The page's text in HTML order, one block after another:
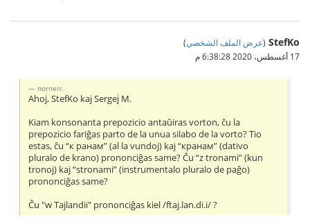
StefKo
(عرض الملف الشخصي)
17 أغسطس، 2020 6:38:28 م
nornen:
Ahoj, StefKo kaj Sergej M.
Kiam konsonanta prepozicio antaŭiras vorton, ĉu la
prepozicio fariĝas parto de la unua silabo de la vorto? Tio
estas, ĉu “к ранам” (al la vundoj) kaj “кранам” (dativo
pluralo de krano) prononciĝas same? Ĉu “z tronami” (kun
tronoj) kaj “stronami” (instrumentalo pluralo de paĝo)
prononciĝas same?
Ĉu "w Tajlandii" prononciĝas kiel /ftaj.lan.di.i/ ?